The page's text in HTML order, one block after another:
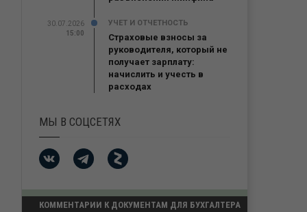
30.07.2026
15:00
УЧЕТ И ОТЧЕТНОСТЬ
Страховые взносы за
руководителя, который не
получает зарплату:
начислить и учесть в
расходах
МЫ В СОЦСЕТЯХ
КОММЕНТАРИИ К ДОКУМЕНТАМ ДЛЯ БУХГАЛТЕРА